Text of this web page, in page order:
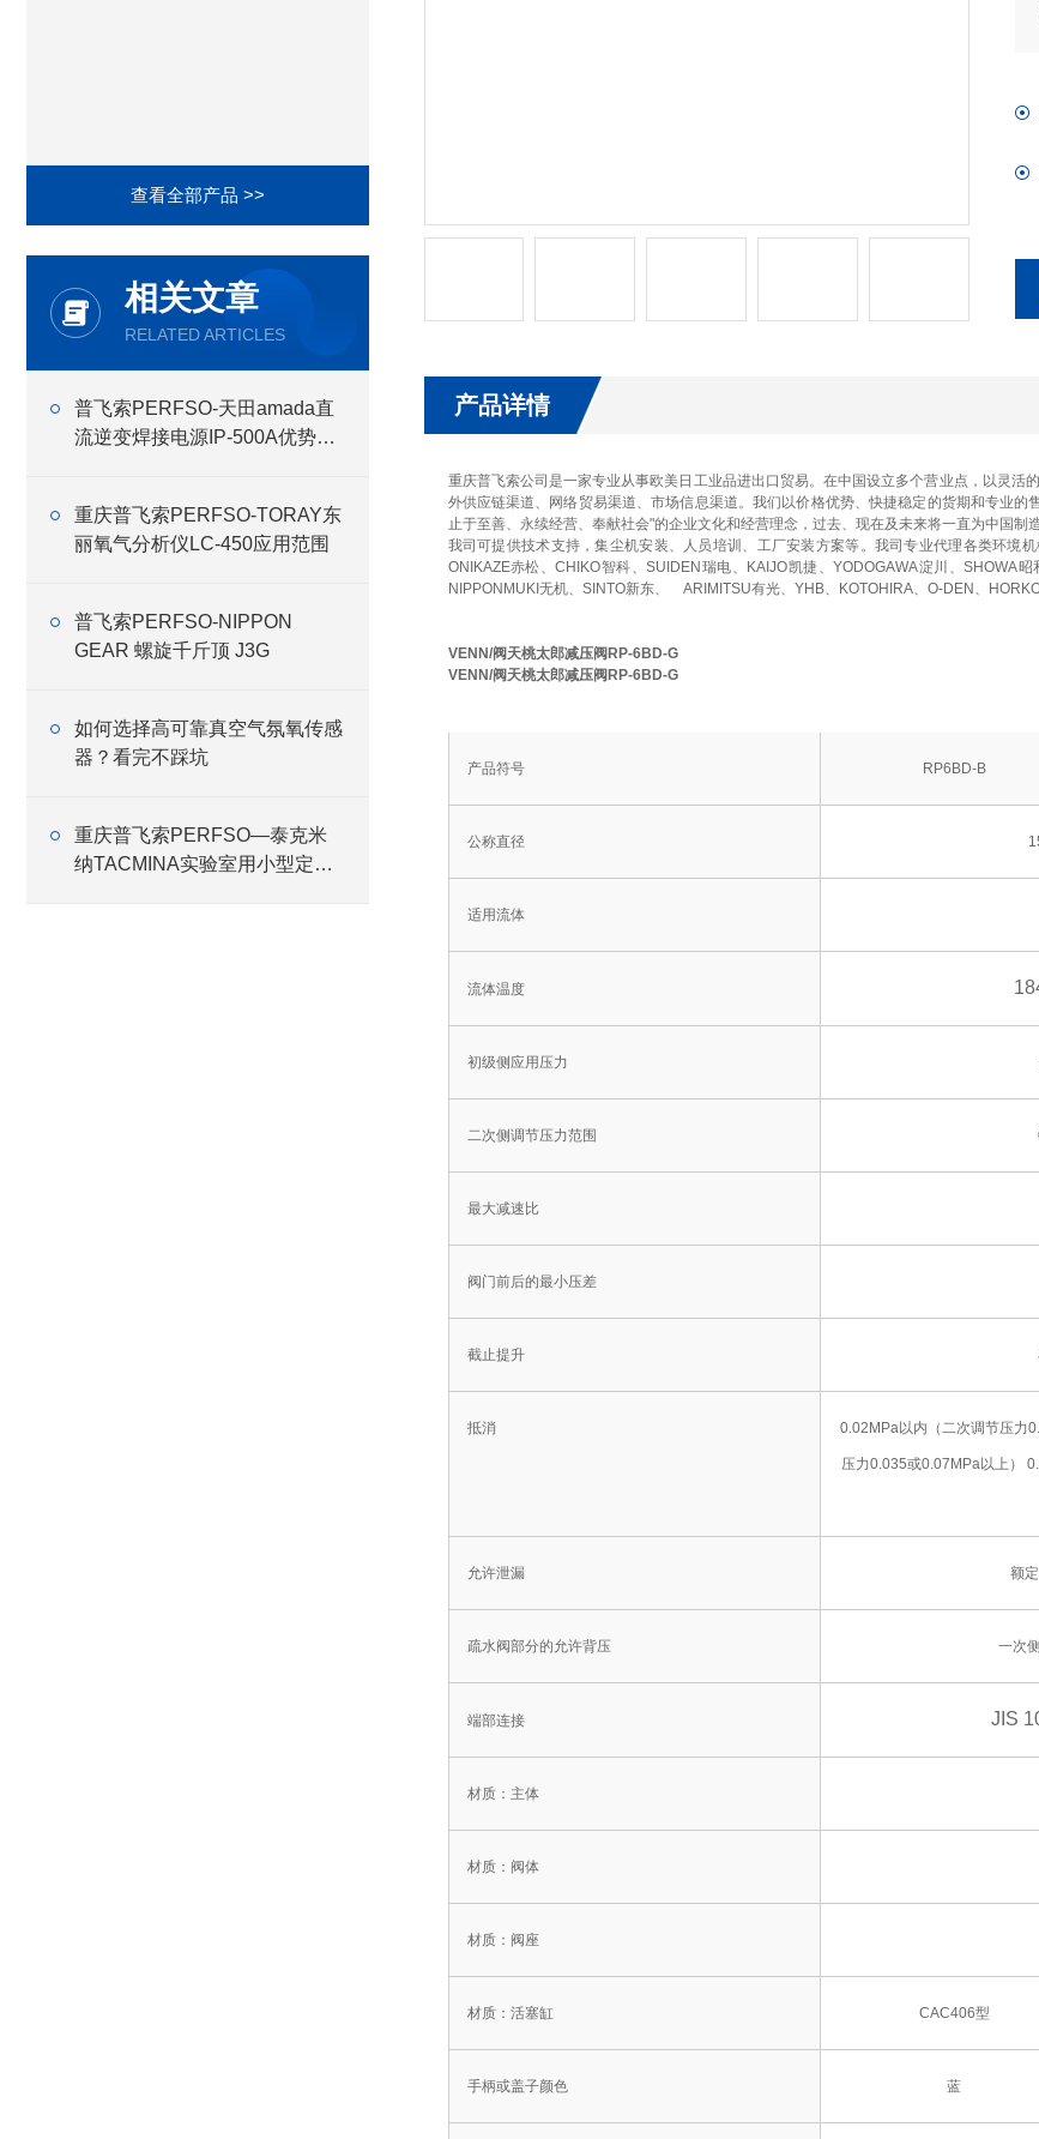
查看全部产品 >>
相关文章
RELATED ARTICLES
普飞索PERFSO-天田amada直
流逆变焊接电源IP-500A优势介
重庆普飞索PERFSO-TORAY东
丽氧气分析仪LC-450应用范围
普飞索PERFSO-NIPPON
GEAR 螺旋千斤顶 J3G
如何选择高可靠真空气氛氧传感
器？看完不踩坑
重庆普飞索PERFSO—泰克米
纳TACMINA实验室用小型定量
产品详情
重庆普飞索公司是一家专业从事欧美日工业品进出口贸易。在中国设立多个营业点，以灵
外供应链渠道、网络贸易渠道、市场信息渠道。我们以价格优势、快捷稳定的货期和专业的
止于至善、永续经营、奉献社会"的企业文化和经营理念，过去、现在及未来将一直为中国
我司可提供技术支持，集尘机安装、人员培训、工厂安装方案等。我司专业代理各类环境
ONIKAZE赤松、CHIKO智科、SUIDEN瑞电、KAIJO凯捷、YODOGAWA淀川、SHOWA昭
NIPPONMUKI无机、SINTO新东、
ARIMITSU有光、YHB、KOTOHIRA、O-DEN、
VENN/阀天桃太郎减压阀RP-6BD-G
VENN/阀天桃太郎减压阀RP-6BD-G
RP-6BD型
产品符号 RP6BD-B
公称直径
适用流体
流体温度
初级侧应用压力
二次侧调节压力范围
最大减速比
阀门前后的最小压差
截止提升
抵消 0.02MPa以内（二次调节压力
压力0.035或0.07MPa以上）
允许泄漏 额
疏水阀部分的允许背压 一次
端部连接 JIS
材质：主体
材质：阀体
材质：阀座
材质：活塞缸 CAC406型
手柄或盖子颜色 蓝